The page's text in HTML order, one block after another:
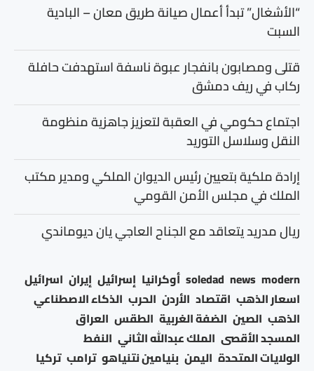
“الأشغال” تبدأ أعمال صيانة طريق معان – البادية
السبت
قتلى ومصابون بانفجار عبوة ناسفة استهدفت حافلة
ركاب في ريف دمشق
اجتماع حكومي في العقبة لتعزيز جاهزية منظومة
النقل وسلاسل التوريد
إرادة ملكية بتعيين رئيس الديوان الملكي ومدير مكتب
الملك في مجلس الأمن القومي
ريال مدريد يتعاقد مع الجناح العاجي يان ديوماندي
modern
news
soledad أوكرانيا إسرائيل إيران اسرائيل
اسعار الذهب اقتصاد الأردن الحرب الذكاء الاصطناعي
الذهب الصين الضفة الغربية الطقس العراق
المسجد الأقصى الملك عبدالله الثاني النفط
الولايات المتحدة اليمن بنيامين نتنياهو ترامب تركيا